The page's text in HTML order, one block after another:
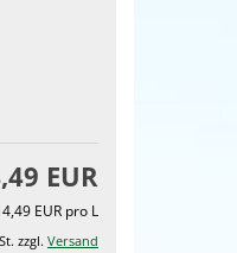
EUR
EUR pro L
zzgl. Versand